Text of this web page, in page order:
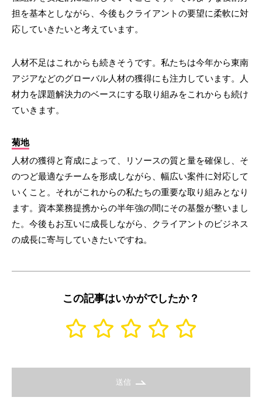
担を基本としながら、今後もクライアントの要望に柔軟に対
応していきたいと考えています。
人材不足はこれからも続きそうです。私たちは今年から東南
アジアなどのグローバル人材の獲得にも注力しています。人
材力を課題解決力のベースにする取り組みをこれからも続け
ていきます。
菊地
人材の獲得と育成によって、リソースの質と量を確保し、そ
のつど最適なチームを形成しながら、幅広い案件に対応して
いくこと。それがこれからの私たちの重要な取り組みとなり
ます。資本業務提携からの半年強の間にその基盤が整いまし
た。今後もお互いに成長しながら、クライアントのビジネス
の成長に寄与していきたいですね。
この記事はいかがでしたか？
送信